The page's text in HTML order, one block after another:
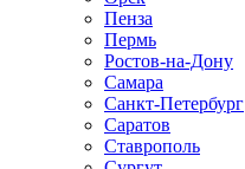
Пенза
Пермь
Ростов-на-Дону
Самара
Санкт-Петербург
Саратов
Ставрополь